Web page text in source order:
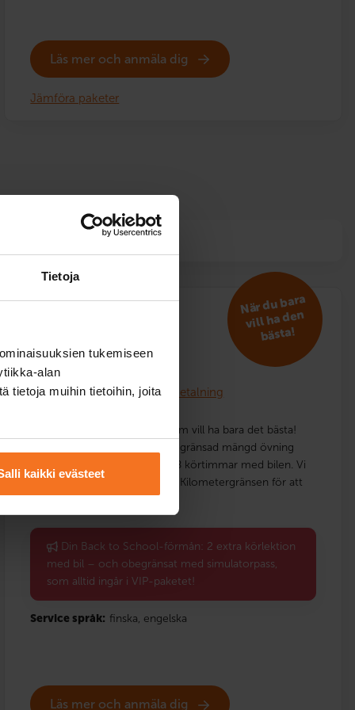
Tietoja
tukemiseen
alan
tietoja muihin tietoihin, joita
kaikki evästeet
Läs mer och anmäla dig
Jämföra paketer
presentkort.
När du bara
vill ha den
bästa!
2 399 €
Du kan också betala via avbetalning
VIP-kurspaketet passar dig som vill ha bara det bästa!
Detta paket inkluderar en obegränsad mängd övning
med körsimulator och hela 18 körtimmar med bilen. Vi
hämtar dig till körlektionerna. Kilometergränsen för att
hämta en elev är 15 km.
Din Back to School-förmån: 2 extra körlektion
med bil – och obegränsat med simulatorpass,
som alltid ingår i VIP-paketet!
Service språk: finska, engelska
Läs mer och anmäla dig